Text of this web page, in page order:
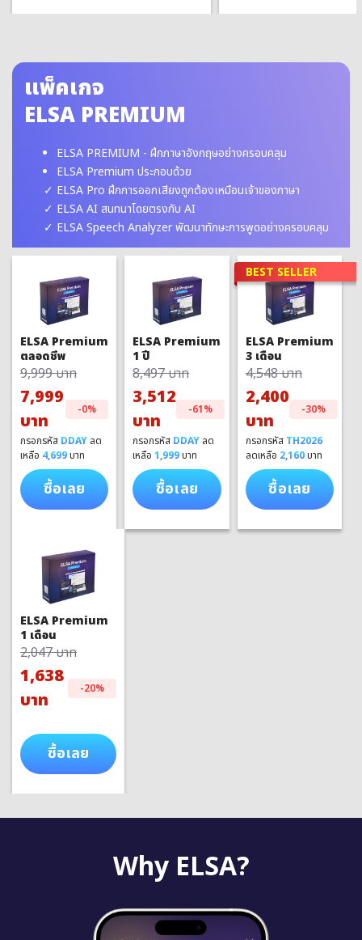
แพ็คเกจ
ELSA PREMIUM
ELSA PREMIUM - ฝึกภาษาอังกฤษอย่างครอบคลุม
ELSA Premium ประกอบด้วย
ELSA Pro ฝึกการออกเสียงถูกต้องเหมือนเจ้าของภาษา
ELSA AI สนทนาโดยตรงกับ AI
ELSA Speech Analyzer พัฒนาทักษะการพูดอย่างครอบคลุม
ELSA Premium
ตลอดชีพ
9,999 บาท
7,999
บาท
-0%
กรอกรหัส DDAY ลด
เหลือ 4,699บาท
ซื้อเลย
ELSA Premium
1 ปี
8,497 บาท
3,512
บาท
-61%
กรอกรหัส DDAY ลด
เหลือ1,999บาท
ซื้อเลย
BEST SELLER
ELSA Premium
3 เดือน
4,548 บาท
2,400
บาท
-30%
กรอกรหัส TH2026
ลดเหลือ 2,160บาท
ซื้อเลย
ELSA Premium
1 เดือน
2,047 บาท
1,638
บาท
-20%
ซื้อเลย
Why ELSA?